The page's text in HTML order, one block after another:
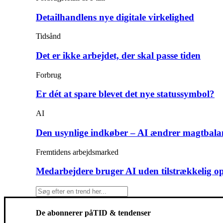
Detailhandlens nye digitale virkelighed
Tidsånd
Det er ikke arbejdet, der skal passe tiden
Forbrug
Er dét at spare blevet det nye statussymbol?
AI
Den usynlige indkøber – AI ændrer
Fremtidens arbejdsmarked
Medarbejdere bruger AI uden tilstrækkelig
De abonnerer påTID & tendenser